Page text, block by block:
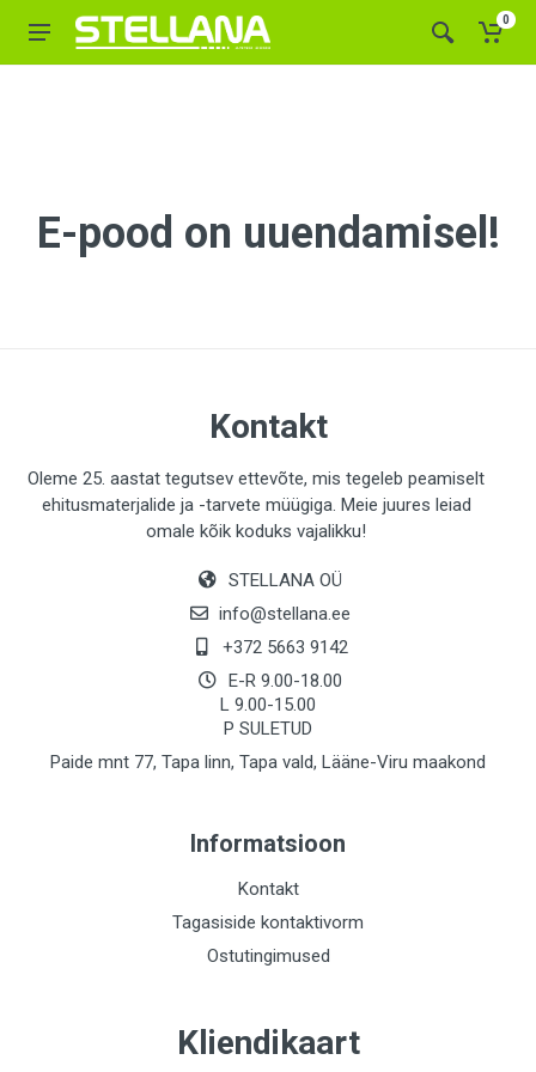
0
E-pood on uuendamisel!
Kontakt
Oleme 25. aastat tegutsev ettevõte, mis tegeleb peamiselt
ehitusmaterjalide ja -tarvete müügiga. Meie juures leiad
omale kõik koduks vajalikku!
STELLANA OÜ
info@stellana.ee
+372 5663 9142
E-R 9.00-18.00
L 9.00-15.00
P SULETUD
Paide mnt 77, Tapa linn, Tapa vald, Lääne-Viru maakond
Informatsioon
Kontakt
Tagasiside kontaktivorm
Ostutingimused
Kliendikaart